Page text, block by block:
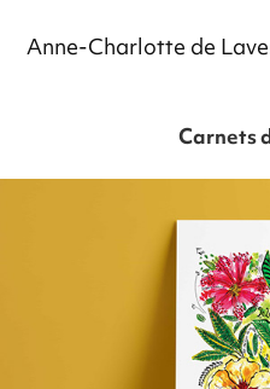
Anne-Charlotte de
Carnets